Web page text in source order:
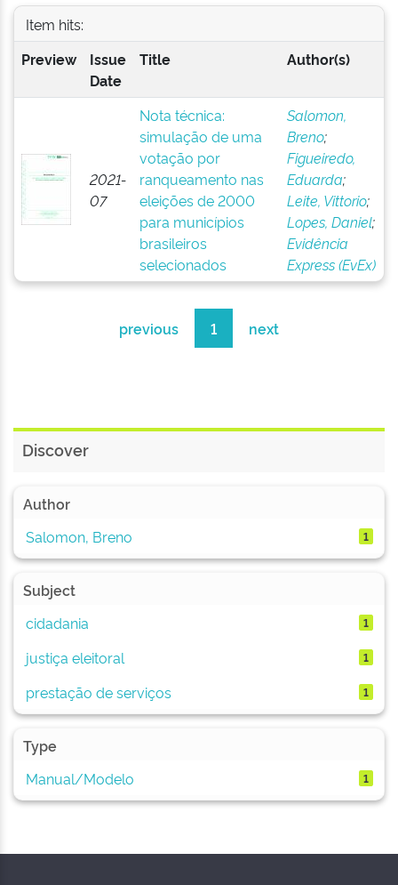
Item hits:
Preview
Issue
Date
Title Author(s)
2021-
07
Nota técnica:
simulação de uma
votação por
ranqueamento nas
eleições de 2000
para municípios
brasileiros
selecionados
Salomon,
Breno;
Figueiredo,
Eduarda;
Leite, Vittorio;
Lopes, Daniel;
Evidência
Express (EvEx)
previous 1 next
Discover
Author
Salomon, Breno
1
Subject
cidadania
1
justiça eleitoral 1
prestação de serviços 1
Type
Manual/Modelo
1